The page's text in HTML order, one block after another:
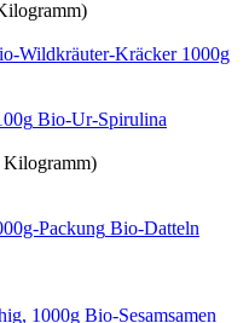
Wildkräuter-Kräcker 1000g
Bio-Ur-Spirulina
Bio-Datteln
Bio-Sesamsamen